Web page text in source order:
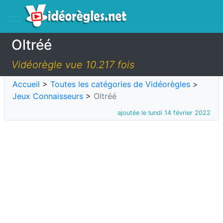
Oltréé
Vidéorègle vue 10.217 fois
Accueil > Toutes les catégories de Vidéorègles >
Jeux Connaisseurs > Oltréé
ajoutée le lundi 14 février 2022